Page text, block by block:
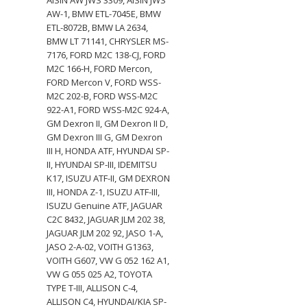
AW-1, BMW ETL-7045E, BMW
ETL-8072B, BMW LA 2634,
BMW LT 71141, CHRYSLER MS-
7176, FORD M2C 138-CJ, FORD
M2C 166-H, FORD Mercon,
FORD Mercon V, FORD WSS-
M2C 202-B, FORD WSS-M2C
922-A1, FORD WSS-M2C 924-A,
GM Dexron II, GM Dexron II D,
GM Dexron III G, GM Dexron
III H, HONDA ATF, HYUNDAI SP-
II, HYUNDAI SP-III, IDEMITSU
K17, ISUZU ATF-II, GM DEXRON
III, HONDA Z-1, ISUZU ATF-III,
ISUZU Genuine ATF, JAGUAR
C2C 8432, JAGUAR JLM 202 38,
JAGUAR JLM 202 92, JASO 1-A,
JASO 2-A-02, VOITH G1363,
VOITH G607, VW G 052 162 A1,
VW G 055 025 А2, TOYOTA
TYPE T-III, ALLISON C-4,
ALLISON C4, HYUNDAI/KIA SP-